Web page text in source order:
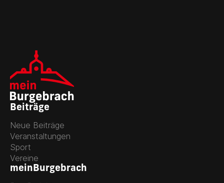
Beiträge
Neue Beiträge
Veranstaltungen
Sport
Vereine
meinBurgebrach